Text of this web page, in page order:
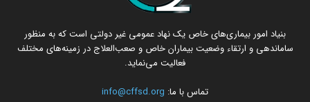
بنیاد امور بیماری‌های خاص یک نهاد عمومی غیر دولتی است که به منظور
ساماندهی و ارتقاء وضعیت بیماران خاص و صعب‌العلاج در زمینه‌های مختلف
فعالیت می‌نماید.
تماس با ما: info@cffsd.org